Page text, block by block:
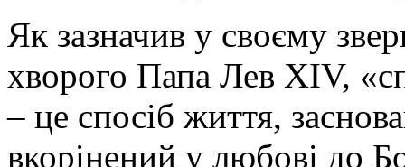
Як зазначив у своєму
хворого Папа Лев ХIV,
– це спосіб життя,
вкорінений у любові до